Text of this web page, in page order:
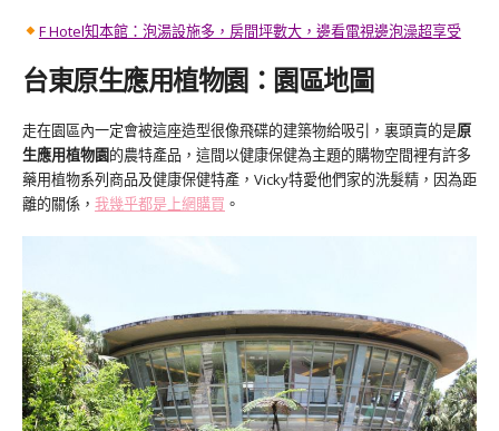
F Hotel知本館：泡湯設施多，房間坪數大，邊看電視邊泡澡超享受
台東原生應用植物園：園區地圖
走在園區內一定會被這座造型很像飛碟的建築物給吸引，裏頭賣的是原
生應用植物園的農特產品，這間以健康保健為主題的購物空間裡有許多
藥用植物系列商品及健康保健特產，Vicky特愛他們家的洗髮精，因為距
離的關係， 我幾乎都是上網購買 。